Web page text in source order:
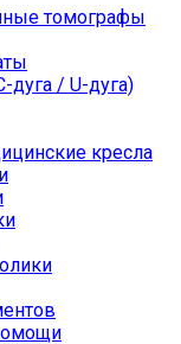
томографы
дуга / U-дуга)
кресла